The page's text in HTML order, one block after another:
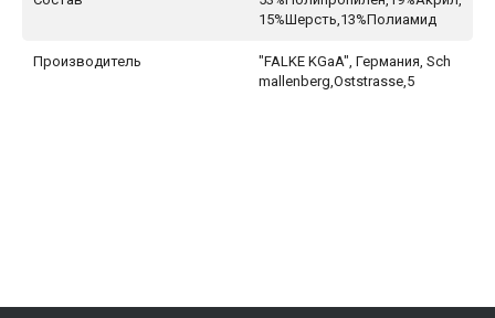
15%Шерсть,13%Полиамид
Производитель
"FALKE KGaA", Германия, Sch
mallenberg,Oststrasse,5